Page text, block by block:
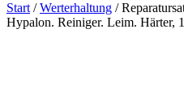
Start /Werterhaltung /
Hypalon. Reiniger. Leim. Härter,